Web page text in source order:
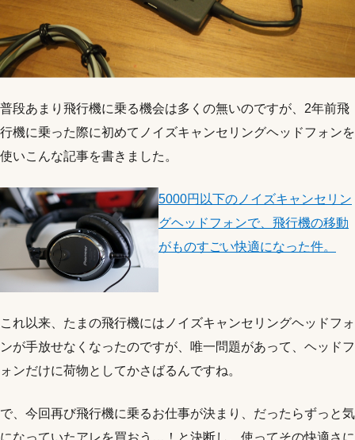
普段あまり飛行機に乗る機会は多くの無いのですが、2年前飛
行機に乗った際に初めてノイズキャンセリングヘッドフォンを
使いこんな記事を書きました。
5000円以下のノイズキャンセリン
グヘッドフォンで、飛行機の移動
がものすごい快適になった件。
これ以来、たまの飛行機にはノイズキャンセリングヘッドフォ
ンが手放せなくなったのですが、唯一問題があって、ヘッドフ
ォンだけに荷物としてかさばるんですね。
で、今回再び飛行機に乗るお仕事が決まり、だったらずっと気